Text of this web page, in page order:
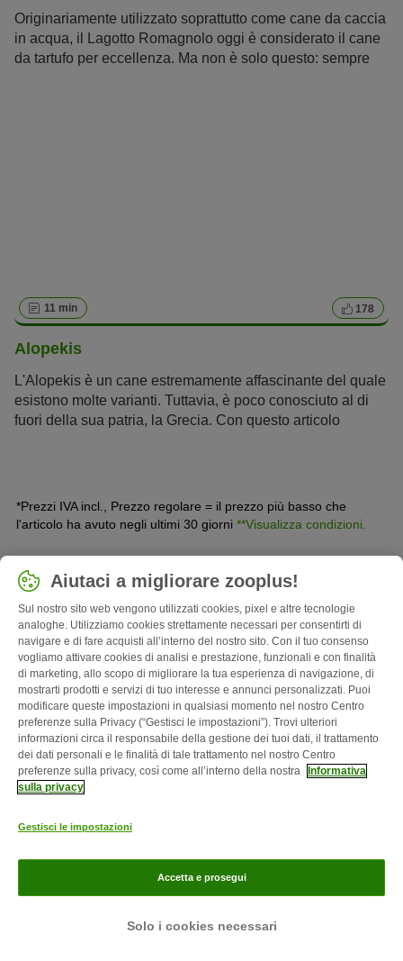
Originariamente utilizzato soprattutto come cane da caccia
in acqua, il Lagotto Romagnolo oggi è considerato il cane
da tartufo per eccellenza. Ma non è solo questo: sempre
11 min 178
Alopekis
L'Alopekis è un cane estremamente affascinante del quale
esistono molte varianti. Tuttavia, è poco conosciuto al di
fuori della sua patria, la Grecia. Con questo articolo
*Prezzi IVA incl., Prezzo regolare = il prezzo più basso che
l'articolo ha avuto negli ultimi 30 giorni **Visualizza condizioni.
Aiutaci a migliorare zooplus!
Sul nostro sito web vengono utilizzati cookies, pixel e altre tecnologie
analoghe. Utilizziamo cookies strettamente necessari per consentirti di
navigare e di fare acquisti all’interno del nostro sito. Con il tuo consenso
vogliamo attivare cookies di analisi e prestazione, funzionali e con finalità
di marketing, allo scopo di migliorare la tua esperienza di navigazione, di
mostrarti prodotti e servizi di tuo interesse e annunci personalizzati. Puoi
modificare queste impostazioni in qualsiasi momento nel nostro Centro
preferenze sulla Privacy (“Gestisci le impostazioni”). Trovi ulteriori
informazioni circa il responsabile della gestione dei tuoi dati, il trattamento
dei dati personali e le finalità di tale trattamento nel nostro Centro
preferenze sulla privacy, così come all’interno della nostra
Informativa
sulla privacy
Gestisci le impostazioni
Solo i cookies necessari
Accetta e prosegui